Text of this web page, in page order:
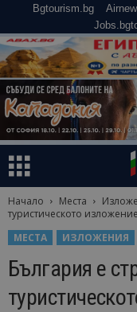
Bgtourism.bg
Начало Места
туристическото
МЕСТА
ИЗЛОЖЕНИЯ
България е